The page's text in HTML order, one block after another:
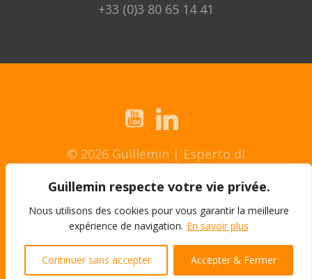
Guillemin respecte votre vie privée.
Nous utilisons des cookies pour vous garantir la meilleure
expérience de navigation. En savoir plus
Continuer sans accepter Accepter & Fermer
+33 (0)3 80 65 14 41
© 2026 Guillemin | Esperto di
Avviso legale
Condizioni generali di vendita